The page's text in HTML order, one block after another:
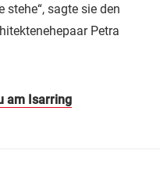
stehe“, sagte sie den
Petra
am Isarring